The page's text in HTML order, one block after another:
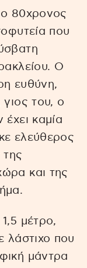
80χρονος
που
Ο
ευθύνη,
γιος του, ο
καμία
ελεύθερος
της
και της
μέτρο,
λάστιχο που
μάντρα